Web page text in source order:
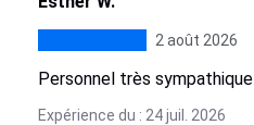
2 août 2026
Personnel très sympathique
Expérience du : 24 juil. 2026